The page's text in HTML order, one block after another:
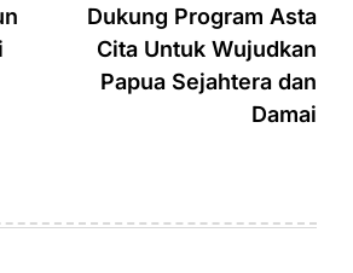
Dukung Program Asta
Cita Untuk Wujudkan
Papua Sejahtera dan
Damai